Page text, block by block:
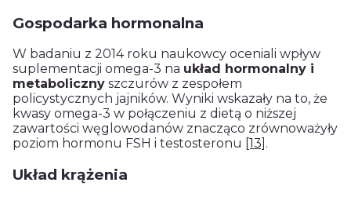
Gospodarka hormonalna
W badaniu z 2014 roku naukowcy oceniali wpływ
suplementacji omega-3 na układ hormonalny i
metaboliczny szczurów z zespołem
policystycznych jajników. Wyniki wskazały na to, że
kwasy omega-3 w połączeniu z dietą o niższej
zawartości węglowodanów znacząco zrównoważyły
poziom hormonu FSH i testosteronu [13] .
Układ krążenia